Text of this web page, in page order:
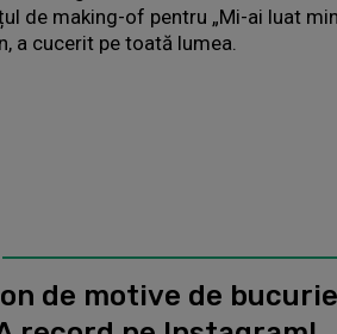
de making-of pentru „Mi-ai luat
a cucerit pe toată lumea.
de motive de